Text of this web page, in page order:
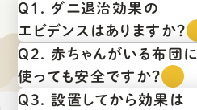
Q1. ダニ退治効果の
エビデンスはありますか？
Q2. 赤ちゃんがいる布団に
使っても安全ですか？
はい、安全です。殺虫成分は
Q3. 設置してから効果は